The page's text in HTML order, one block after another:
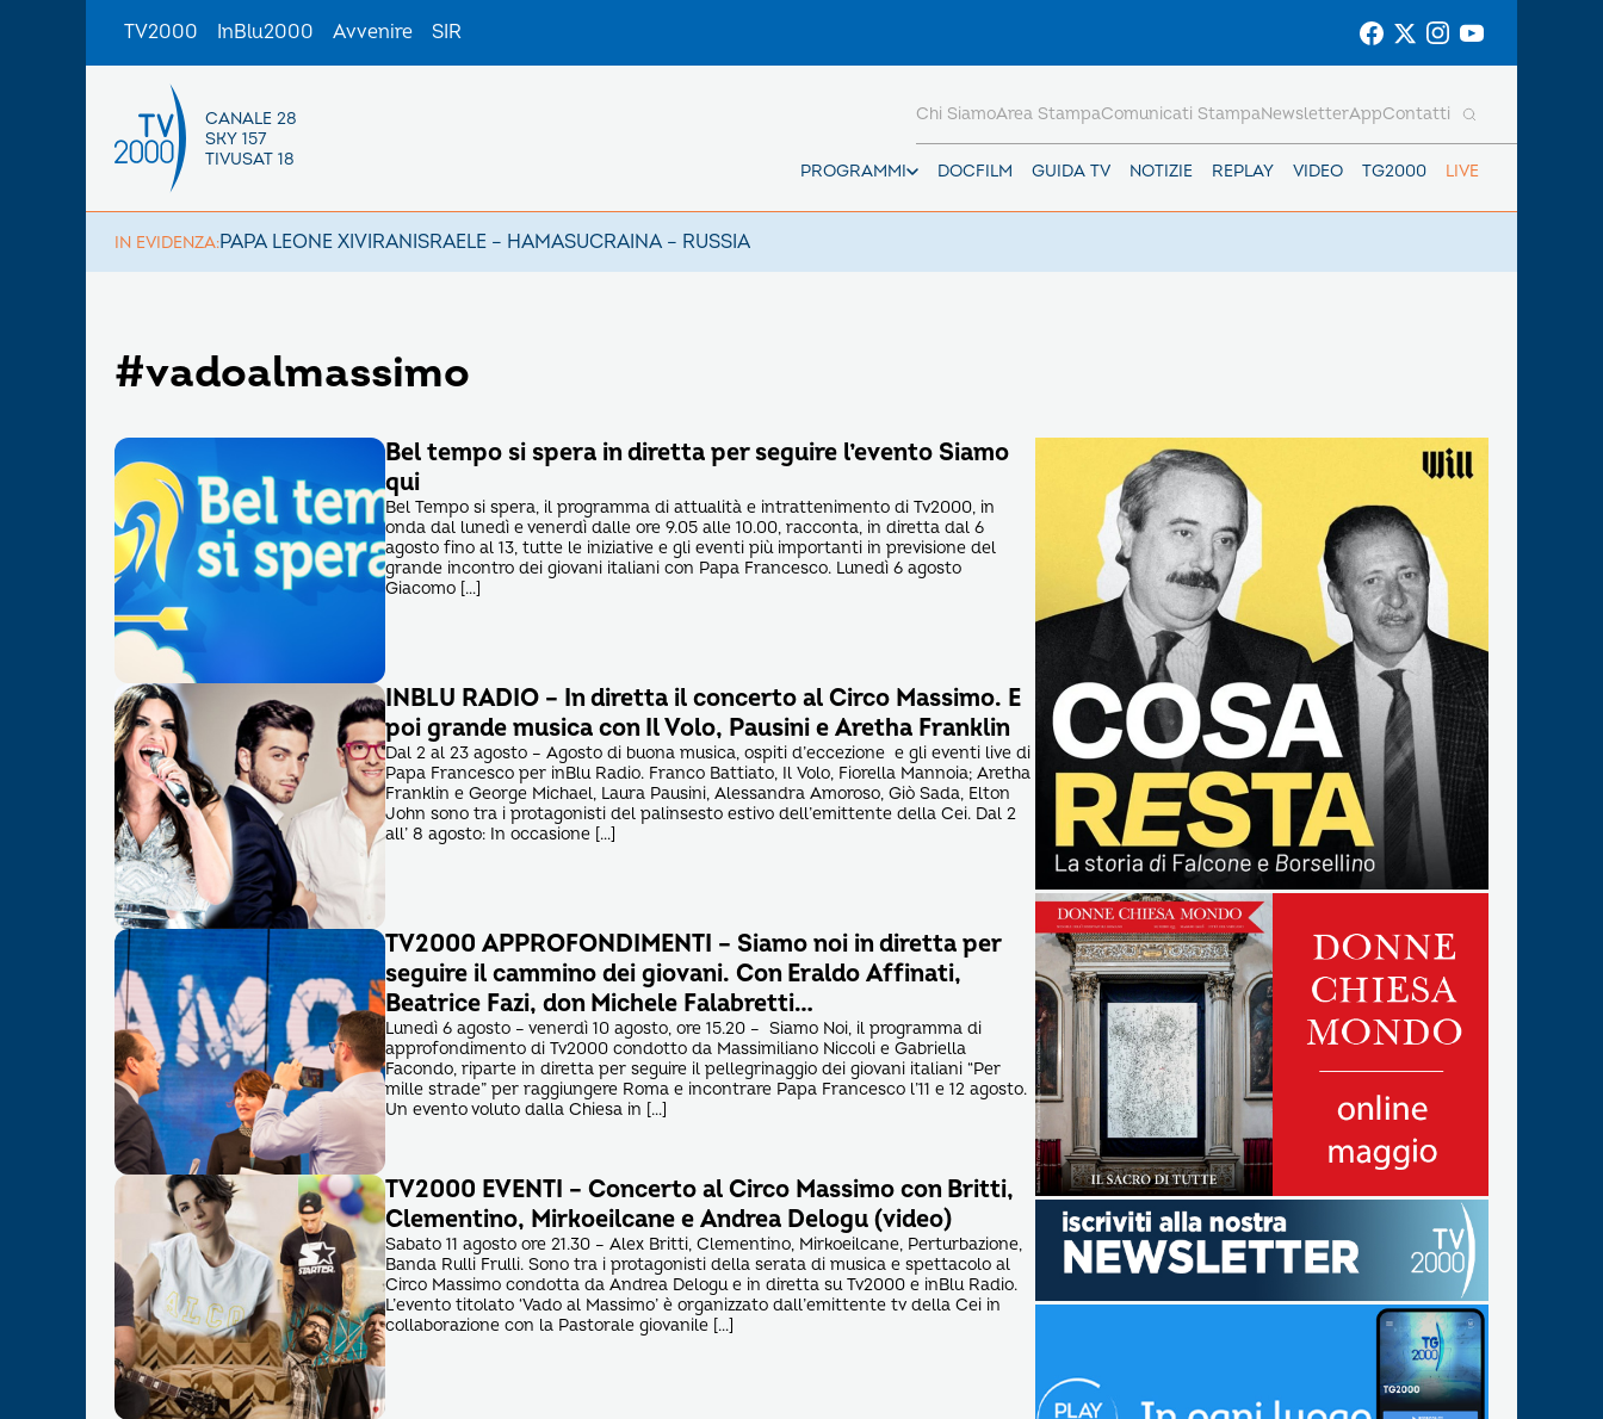
TV2000 InBlu2000 Avvenire SIR
CANALE 28
SKY 157
TIVUSAT 18
PROGRAMMI DOCFILM GUIDA TV NOTIZIE REPLAY VIDEO TG2000 LIVE
Chi SiamoArea StampaComunicati StampaNewsletterAppContatti
IN EVIDENZA:PAPA LEONE XIVIRANISRAELE – HAMASUCRAINA – RUSSIA
#vadoalmassimo
Bel tempo si spera in diretta per seguire l’evento Siamo
qui
Bel Tempo si spera, il programma di attualità e intrattenimento di Tv2000, in
onda dal lunedì e venerdì dalle ore 9.05 alle 10.00, racconta, in diretta dal 6
agosto fino al 13, tutte le iniziative e gli eventi più importanti in previsione del
grande incontro dei giovani italiani con Papa Francesco. Lunedì 6 agosto
Giacomo […]
INBLU RADIO – In diretta il concerto al Circo Massimo. E
poi grande musica con Il Volo, Pausini e Aretha Franklin
Dal 2 al 23 agosto – Agosto di buona musica, ospiti d’eccezione e gli eventi live di
Papa Francesco per inBlu Radio. Franco Battiato, Il Volo, Fiorella Mannoia; Aretha
Franklin e George Michael, Laura Pausini, Alessandra Amoroso, Giò Sada, Elton
John sono tra i protagonisti del palinsesto estivo dell’emittente della Cei. Dal 2
all’ 8 agosto: In occasione […]
TV2000 APPROFONDIMENTI – Siamo noi in diretta per
seguire il cammino dei giovani. Con Eraldo Affinati,
Beatrice Fazi, don Michele Falabretti…
Lunedì 6 agosto – venerdì 10 agosto, ore 15.20 – Siamo Noi, il programma di
approfondimento di Tv2000 condotto da Massimiliano Niccoli e Gabriella
Facondo, riparte in diretta per seguire il pellegrinaggio dei giovani italiani “Per
mille strade” per raggiungere Roma e incontrare Papa Francesco l’11 e 12 agosto.
Un evento voluto dalla Chiesa in […]
TV2000 EVENTI – Concerto al Circo Massimo con Britti,
Clementino, Mirkoeilcane e Andrea Delogu (video)
Sabato 11 agosto ore 21.30 – Alex Britti, Clementino, Mirkoeilcane, Perturbazione,
Banda Rulli Frulli. Sono tra i protagonisti della serata di musica e spettacolo al
Circo Massimo condotta da Andrea Delogu e in diretta su Tv2000 e inBlu Radio.
L’evento titolato ‘Vado al Massimo’ è organizzato dall’emittente tv della Cei in
collaborazione con la Pastorale giovanile […]